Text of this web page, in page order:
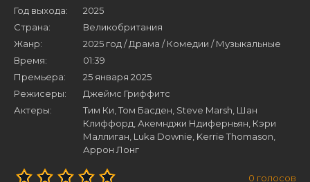
Год выхода:
2025
Страна:
Великобритания
Жанр:
2025 год / Драма / Комедии / Музыкальные
Время:
01:39
Премьера:
25 января 2025
Режисеры:
Джеймс Гриффитс
Актеры:
Тим Ки, Том Басден, Steve Marsh, Шан
Клиффорд, Акемнджи Ндиферньян, Кэри
Маллиган, Luka Downie, Kerrie Thomason,
Аррон Лонг
0 голосов